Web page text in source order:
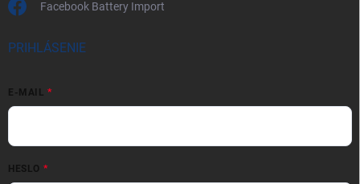
Facebook Battery Import
PRIHLÁSENIE
E-MAIL
HESLO